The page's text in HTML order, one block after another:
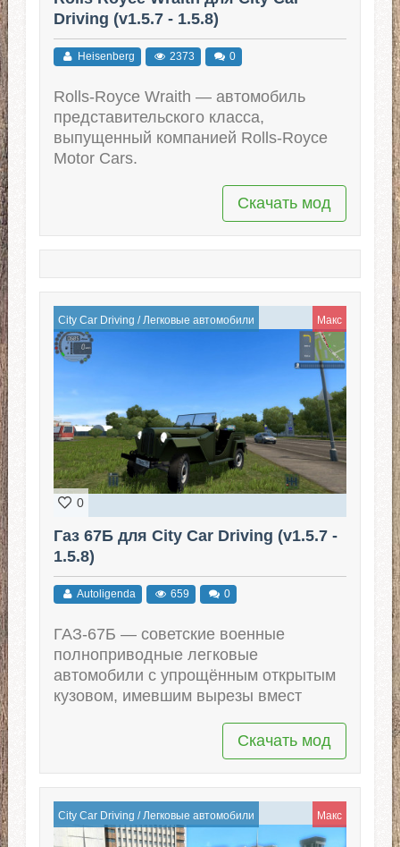
Driving (v1.5.7 - 1.5.8)
Heisenberg 2373 0
Rolls-Royce Wraith — автомобиль
представительского класса,
выпущенный компанией Rolls-Royce
Motor Cars.
Скачать мод
City Car Driving / Легковые автомобили Макс
0
Газ 67Б для City Car Driving (v1.5.7 -
1.5.8)
Autoligenda 659 0
ГАЗ-67Б — советские военные
полноприводные легковые
автомобили с упрощённым открытым
кузовом, имевшим вырезы вмест
Скачать мод
City Car Driving / Легковые автомобили Макс